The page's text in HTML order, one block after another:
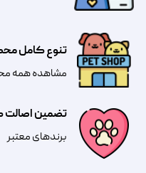
تضمین اصالت
​​برندهای معتبر​​​​​​​
تنوع کامل
مشاهده همه